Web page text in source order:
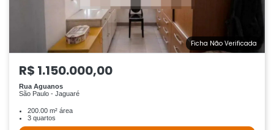
Ficha Não Verificada
R$ 1.150.000,00
Rua Aguanos
São Paulo - Jaguaré
200.00 m² área
3 quartos